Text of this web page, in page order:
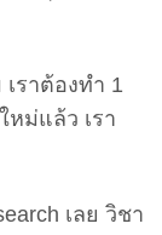
ราต้องทำ 1
หม่แล้ว เรา
เลย วิชา